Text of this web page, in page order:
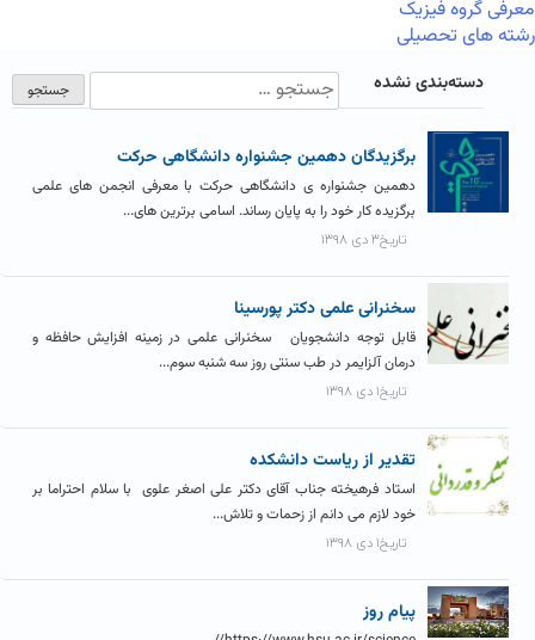
معرفی گروه فیزیک
رشته های تحصیلی
دسته‌بندی نشده
برگزیدگان دهمین جشنواره دانشگاهی حرکت
دهمین جشنواره ی دانشگاهی حرکت با معرفی انجمن های علمی
برگزیده کار خود را به پایان رساند. اسامی برترین های...
تاریخ۳ دی ۱۳۹۸
سخنرانی علمی دکتر پورسینا
قابل توجه دانشجویان سخنرانی علمی در زمینه افزایش حافظه و
درمان آلزایمر در طب سنتی روز سه شنبه سوم...
تاریخ۱ دی ۱۳۹۸
تقدیر از ریاست دانشکده
استاد فرهیخته جناب آقای دکتر علی اصغر علوی با سلام احتراما بر
خود لازم می دانم از زحمات و تلاش...
تاریخ۱ دی ۱۳۹۸
پیام روز